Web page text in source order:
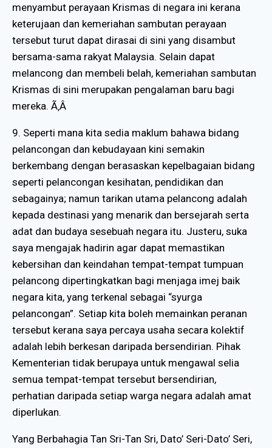
menyambut perayaan Krismas di negara ini kerana
keterujaan dan kemeriahan sambutan perayaan
tersebut turut dapat dirasai di sini yang disambut
bersama-sama rakyat Malaysia. Selain dapat
melancong dan membeli belah, kemeriahan sambutan
Krismas di sini merupakan pengalaman baru bagi
mereka. Ã‚Â
9. Seperti mana kita sedia maklum bahawa bidang
pelancongan dan kebudayaan kini semakin
berkembang dengan berasaskan kepelbagaian bidang
seperti pelancongan kesihatan, pendidikan dan
sebagainya; namun tarikan utama pelancong adalah
kepada destinasi yang menarik dan bersejarah serta
adat dan budaya sesebuah negara itu. Justeru, suka
saya mengajak hadirin agar dapat memastikan
kebersihan dan keindahan tempat-tempat tumpuan
pelancong dipertingkatkan bagi menjaga imej baik
negara kita, yang terkenal sebagai “syurga
pelancongan”. Setiap kita boleh memainkan peranan
tersebut kerana saya percaya usaha secara kolektif
adalah lebih berkesan daripada bersendirian. Pihak
Kementerian tidak berupaya untuk mengawal selia
semua tempat-tempat tersebut bersendirian,
perhatian daripada setiap warga negara adalah amat
diperlukan.
Yang Berbahagia Tan Sri-Tan Sri, Dato’ Seri-Dato’ Seri,